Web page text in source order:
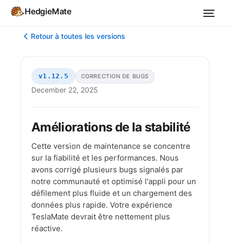
HedgieMate
Retour à toutes les versions
v1.12.5 CORRECTION DE BUGS
December 22, 2025
Améliorations de la stabilité
Cette version de maintenance se concentre
sur la fiabilité et les performances. Nous
avons corrigé plusieurs bugs signalés par
notre communauté et optimisé l'appli pour un
défilement plus fluide et un chargement des
données plus rapide. Votre expérience
TeslaMate devrait être nettement plus
réactive.